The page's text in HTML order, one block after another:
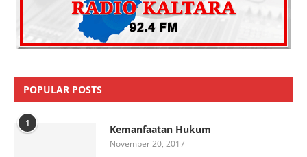
POPULAR POSTS
1 Kemanfaatan Hukum
November 20, 2017